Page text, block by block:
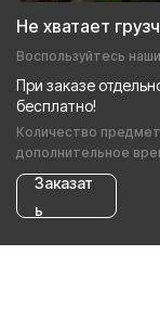
Не хватает
Воспользуйтесь
При заказе
бесплатно!
Количество
дополнительное
Заказат
ь